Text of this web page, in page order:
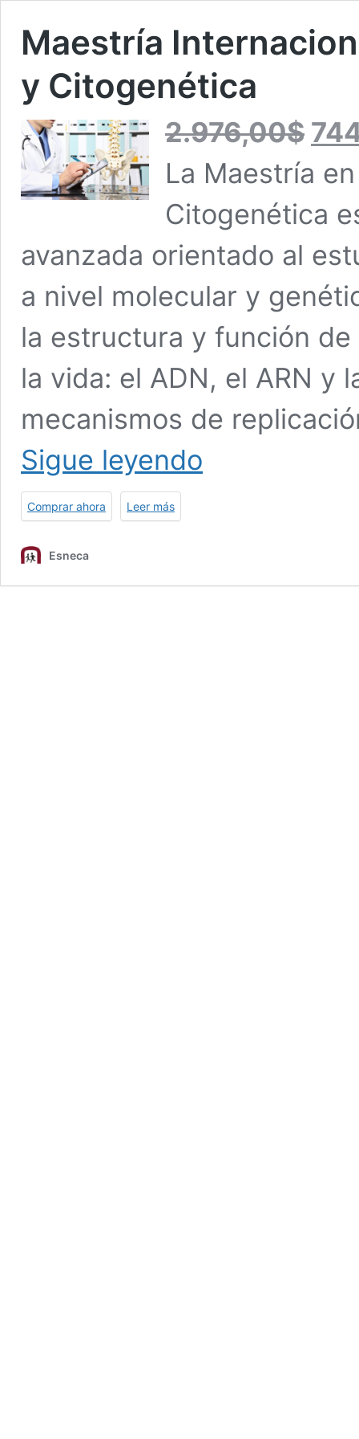
Maestría
y Citogenética
2.976,00$ El
precio
era:
La Maestría
Citogenética
avanzada orientado al
a nivel molecular y
la estructura y función
la vida: el ADN, el ARN y
mecanismos de
Sigue leyendo
Comprar ahora Leer más
Esneca